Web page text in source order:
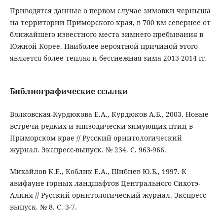
Приводятся данные о первом случае зимовки черныша
на территории Приморского края, в 700 км севернее от
ближайшего известного места зимнего пребывания в
Южной Корее. Наиболее вероятной причиной этого
является более теплая и бесснежная зима 2013-2014 гг.
Библиографические ссылки
Волковская-Курдюкова Е.А., Курдюков А.Б., 2003. Новые
встречи редких и эпизодически зимующих птиц в
Приморском крае // Русский орнитологический
журнал. Экспресс-выпуск. № 234. С. 963-966.
Михайлов К.Е., Коблик Е.А., Шибнев Ю.Б., 1997. К
авифауне горных ландшафтов Центрального Сихотэ-
Алиня // Русский орнитологический журнал. Экспресс-
выпуск. № 8. С. 3-7.